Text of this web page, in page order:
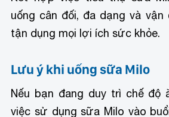
uống cân đối, đa dạng và
tận dụng mọi lợi ích sức khỏe.
Lưu ý khi uống sữa Milo
Nếu bạn đang duy trì chế độ
việc sử dụng sữa Milo vào